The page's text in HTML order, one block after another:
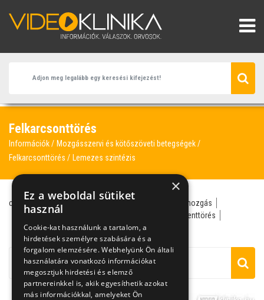
Felkarcsonttörés
Információk
Mozgásszervi és kötőszöveti betegségek
Felkarcsonttörés
Lemezes szintézis
csukló darabos törés
kóros mozgás
lemezes szintézis
szegmenttörés
traumatológus
×
Ez a weboldal sütiket
használ
Cookie-kat használunk a tartalom, a
hirdetések személyre szabására és a
forgalom elemzésére. Webhelyünk Ön általi
használatára vonatkozó információkat
megosztjuk hirdetési és elemző
partnereinkkel is, akik egyesíthetik azokat
más információkkal, amelyeket Ön